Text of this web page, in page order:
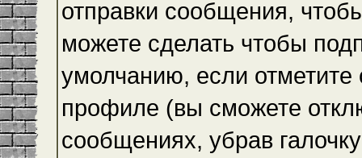
отправки сообщения,
можете сделать чтобы
умолчанию, если
профиле (вы сможете
сообщениях, убрав